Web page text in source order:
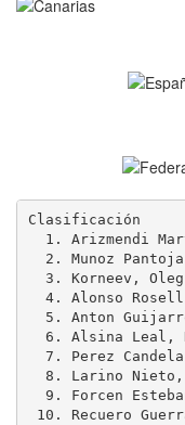
Clasificación
1. Arizmendi
2. Munoz
3. Korneev,
4. Alonso
5. Anton
6. Alsina
7. Perez
8. Larino
9. Forcen
10. Recuero